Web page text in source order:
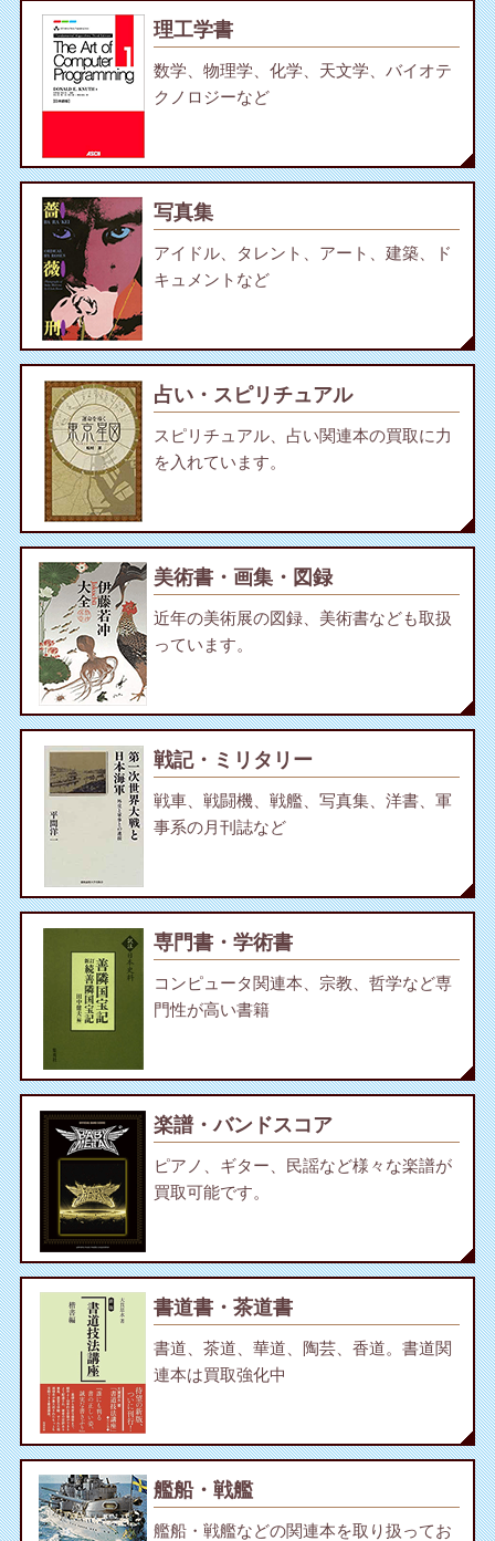
理工学書
数学、物理学、化学、天文学、バイオテ
クノロジーなど
写真集
アイドル、タレント、アート、建築、ド
キュメントなど
占い・スピリチュアル
スピリチュアル、占い関連本の買取に力
を入れています。
美術書・画集・図録
近年の美術展の図録、美術書なども取扱
っています。
戦記・ミリタリー
戦車、戦闘機、戦艦、写真集、洋書、軍
事系の月刊誌など
専門書・学術書
コンピュータ関連本、宗教、哲学など専
門性が高い書籍
楽譜・バンドスコア
ピアノ、ギター、民謡など様々な楽譜が
買取可能です。
書道書・茶道書
書道、茶道、華道、陶芸、香道。書道関
連本は買取強化中
艦船・戦艦
艦船・戦艦などの関連本を取り扱ってお